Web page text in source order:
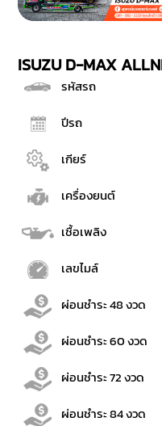
ISUZU D-MAX
รหัสรถ
ปีรถ
เกียร์
เครื่องยนต์
เชื้อเพลิง
เลขไมล์
ผ่อนชำระ 48 งวด
ผ่อนชำระ 60 งวด
ผ่อนชำระ 72 งวด
ผ่อนชำระ 84 งวด